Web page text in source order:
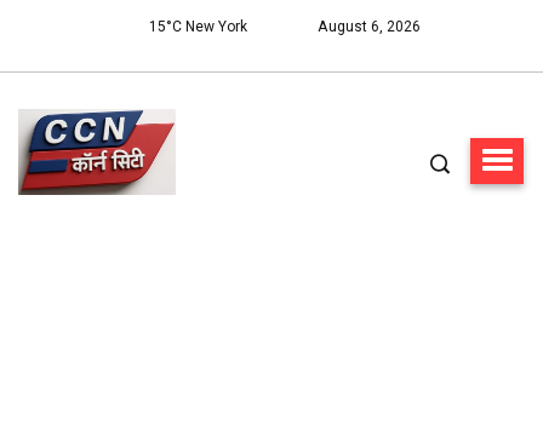
15°C New York August 6, 2026